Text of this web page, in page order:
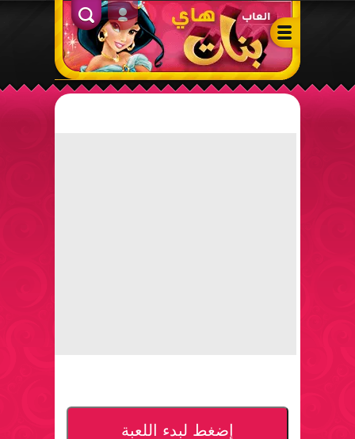
ألعاب بنات هاي – أفضل ألعاب تلبيس، مكياج، طبخ وأنشطة ممتعة
الدخول
إضغط لبدء اللعبة